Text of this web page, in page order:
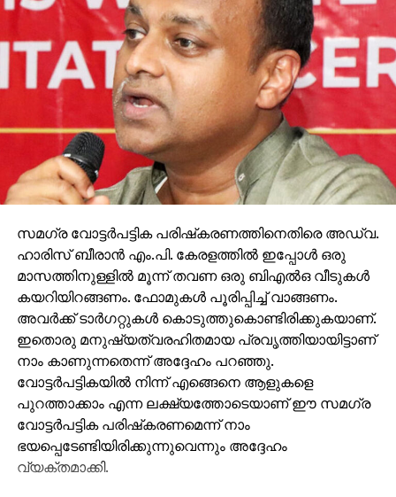
സമഗ്ര വോട്ടര്‍പട്ടിക പരിഷ്‌കരണത്തിനെതിരെ അഡ്വ.
ഹാരിസ് ബീരാന്‍ എം.പി. കേരളത്തില്‍ ഇപ്പോള്‍ ഒരു
മാസത്തിനുള്ളില്‍ മൂന്ന് തവണ ഒരു ബിഎല്‍ഒ വീടുകള്‍
കയറിയിറങ്ങണം. ഫോമുകള്‍ പൂരിപ്പിച്ച് വാങ്ങണം.
അവര്‍ക്ക് ടാര്‍ഗറ്റുകള്‍ കൊടുത്തുകൊണ്ടിരിക്കുകയാണ്.
ഇതൊരു മനുഷ്യത്വരഹിതമായ പ്രവൃത്തിയായിട്ടാണ്
നാം കാണുന്നതെന്ന് അദ്ദേഹം പറഞ്ഞു.
വോട്ടര്‍പട്ടികയില്‍ നിന്ന് എങ്ങെനെ ആളുകളെ
പുറത്താക്കാം എന്ന ലക്ഷ്യത്തോടെയാണ് ഈ സമഗ്ര
വോട്ടര്‍പട്ടിക പരിഷ്‌കരണമെന്ന് നാം
ഭയപ്പെടേണ്ടിയിരിക്കുന്നുവെന്നും അദ്ദേഹം
വ്യക്തമാക്കി.